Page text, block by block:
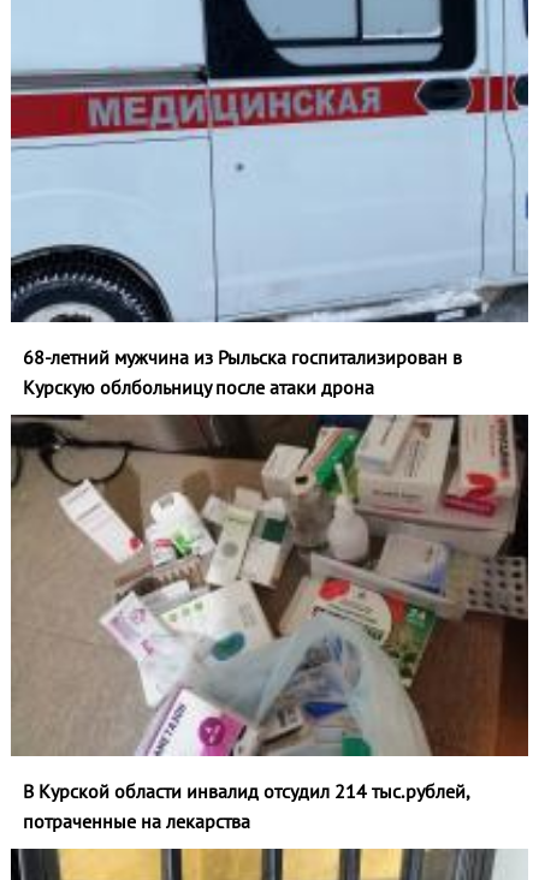
68-летний мужчина из Рыльска госпитализирован в
Курскую облбольницу после атаки дрона
В Курской области инвалид отсудил 214 тыс.рублей,
потраченные на лекарства